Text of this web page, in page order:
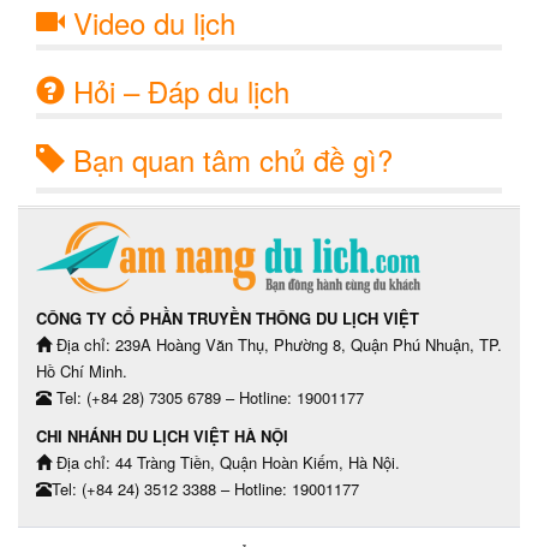
Video du lịch
Hỏi – Đáp du lịch
Bạn quan tâm chủ đề gì?
CÔNG TY CỔ PHẦN TRUYỀN THÔNG DU LỊCH VIỆT
Địa chỉ: 239A Hoàng Văn Thụ, Phường 8, Quận Phú Nhuận, TP.
Hồ Chí Minh.
Tel: (+84 28) 7305 6789 – Hotline: 19001177
CHI NHÁNH DU LỊCH VIỆT HÀ NỘI
Địa chỉ: 44 Tràng Tiền, Quận Hoàn Kiếm, Hà Nội.
Tel: (+84 24) 3512 3388 – Hotline: 19001177